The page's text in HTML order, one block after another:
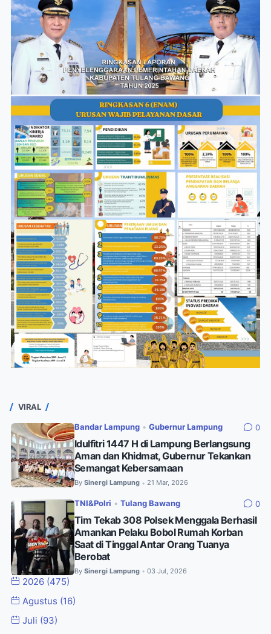
VIRAL
Bandar Lampung • Gubernur Lampung 0
Idulfitri 1447 H di Lampung Berlangsung
Aman dan Khidmat, Gubernur Tekankan
Semangat Kebersamaan
By Sinergi Lampung • 21 Mar, 2026
TNI&Polri • Tulang Bawang 0
Tim Tekab 308 Polsek Menggala Berhasil
Amankan Pelaku Bobol Rumah Korban
Saat di Tinggal Antar Orang Tuanya
Berobat
By Sinergi Lampung • 03 Jul, 2026
2026 (475)
Agustus (16)
Juli (93)